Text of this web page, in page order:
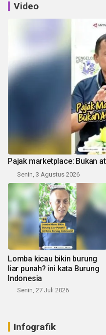
Video
Pajak marketplace: Bukan
Senin, 3 Agustus 2026
Lomba kicau bikin burung
liar punah? ini kata Burung
Indonesia
Senin, 27 Juli 2026
Infografik